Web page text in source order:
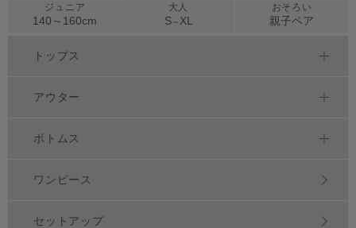
ジュニア
140～ 160cm
大人
S～ XL
おそろい
親子ペア
トップス
アウター
ボトムス
ワンピース
セットアップ